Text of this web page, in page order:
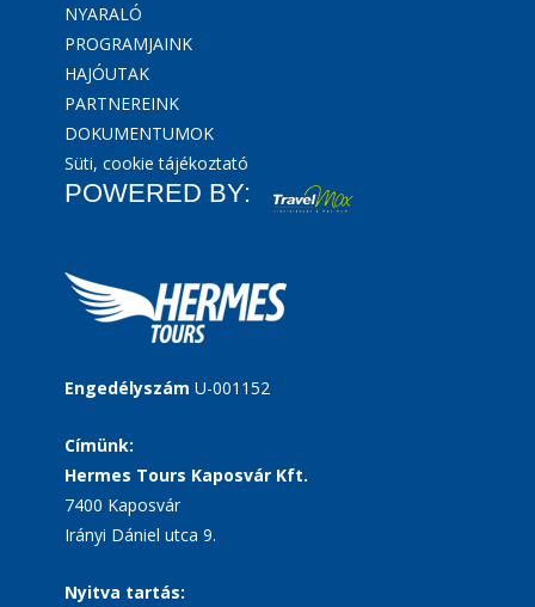
NYARALÓ
PROGRAMJAINK
HAJÓUTAK
PARTNEREINK
DOKUMENTUMOK
Süti, cookie tájékoztató
POWERED BY:
Engedélyszám U-001152
Címünk:
Hermes Tours Kaposvár Kft.
7400 Kaposvár
Irányi Dániel utca 9.
Nyitva tartás: